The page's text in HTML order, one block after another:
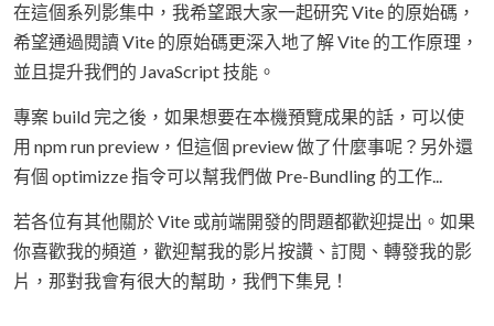
在這個系列影集中，我希望跟大家一起研究 Vite 的原始碼，
希望通過閱讀 Vite 的原始碼更深入地了解 Vite 的工作原理，
並且提升我們的 JavaScript 技能。
專案 build 完之後，如果想要在本機預覽成果的話，可以使
用 npm run preview，但這個 preview 做了什麼事呢？另外還
有個 optimizze 指令可以幫我們做 Pre-Bundling 的工作...
若各位有其他關於 Vite 或前端開發的問題都歡迎提出。如果
你喜歡我的頻道，歡迎幫我的影片按讚、訂閱、轉發我的影
片，那對我會有很大的幫助，我們下集見！